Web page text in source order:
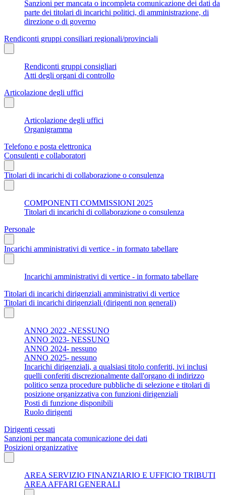
Sanzioni per mancata o incompleta comunicazione dei dati da
parte dei titolari di incarichi politici, di amministrazione, di
direzione o di governo
Rendiconti gruppi consiliari regionali/provinciali
Rendiconti gruppi consigliari
Atti degli organi di controllo
Articolazione degli uffici
Articolazione degli uffici
Organigramma
Telefono e posta elettronica
Consulenti e collaboratori
Titolari di incarichi di collaborazione o consulenza
COMPONENTI COMMISSIONI 2025
Titolari di incarichi di collaborazione o consulenza
Personale
Incarichi amministrativi di vertice - in formato tabellare
Incarichi amministrativi di vertice - in formato tabellare
Titolari di incarichi dirigenziali amministrativi di vertice
Titolari di incarichi dirigenziali (dirigenti non generali)
ANNO 2022 -NESSUNO
ANNO 2023- NESSUNO
ANNO 2024- nessuno
ANNO 2025- nessuno
Incarichi dirigenziali, a qualsiasi titolo conferiti, ivi inclusi
quelli conferiti discrezionalmente dall'organo di indirizzo
politico senza procedure pubbliche di selezione e titolari di
posizione organizzativa con funzioni dirigenziali
Posti di funzione disponibili
Ruolo dirigenti
Dirigenti cessati
Sanzioni per mancata comunicazione dei dati
Posizioni organizzative
AREA SERVIZIO FINANZIARIO E UFFICIO TRIBUTI
AREA AFFARI GENERALI